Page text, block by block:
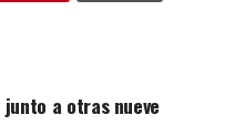
a otras nueve